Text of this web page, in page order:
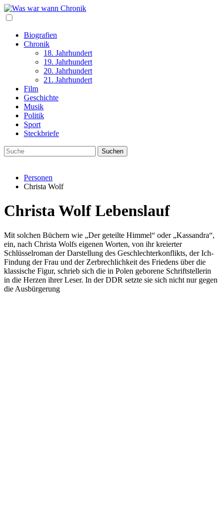
Biografien
Chronik
18. Jahrhundert
19. Jahrhundert
20. Jahrhundert
21. Jahrhundert
Film
Geschichte
Musik
Politik
Sport
Steckbriefe
Personen
Christa Wolf
Christa Wolf Lebenslauf
Mit solchen Büchern wie „Der geteilte Himmel“ oder „Kassandra“,
ein, nach Christa Wolfs eigenen Worten, von ihr kreierter
Schlüsselroman der Darstellung des Geschlechterkonflikts, der Ich-
Findung der Frau und der Zerbrechlichkeit des Friedens über die
klassische Figur, schrieb sich die in Polen geborene Schriftstellerin
in die Herzen ihrer Leser. In der DDR setzte sie sich nicht nur gegen
die Ausbürgerung